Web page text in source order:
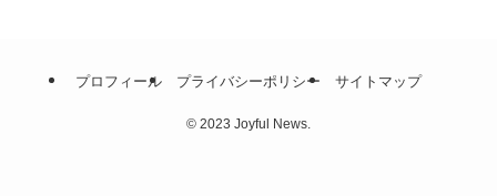
プロフィール プライバシーポリシー サイトマップ
© 2023 Joyful News.